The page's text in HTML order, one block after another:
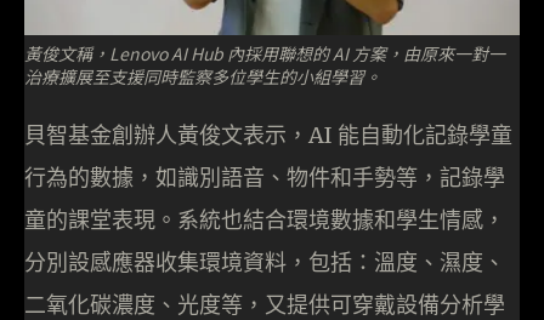
黃俊文稱，Lenovo AI Hub 內採用聯想的 AI 方案，由原來一對一
治療擴展至支援同時監察多位學生的小組學習。
貝智基金創辦人黃俊文表示，AI 能自動化記錄學童
行為的數據，如識別語音、物件和手勢等，記錄學
童的課堂表現。系統也結合環境數據和學生情感，
分別設感應器收集環境資料，包括：溫度、濕度、
二氧化碳濃度、光度等，又提供可穿戴設備分析學